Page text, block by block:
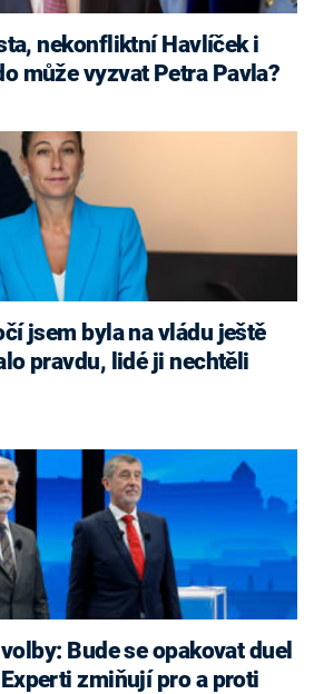
může vyzvat Petra Pavla?
jsem byla na vládu ještě
pravdu, lidé ji nechtěli
zmiňují pro a proti